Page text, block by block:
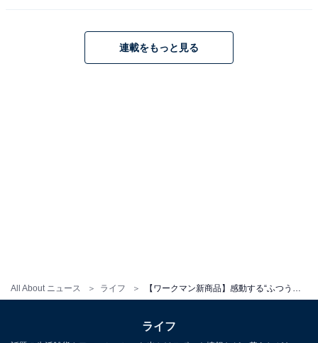
All About ニュース ライフ
連載をもっと見る
ライフ